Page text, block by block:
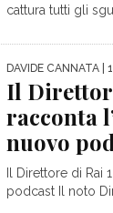
cattura tutti gli
DAVIDE CANNATA |
Il
racconta
nuovo
Il Direttore di Rai
podcast Il noto